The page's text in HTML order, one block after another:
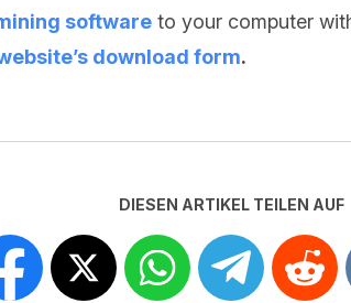
software to your computer
download form.
DIESEN ARTIKEL TEILEN AUF